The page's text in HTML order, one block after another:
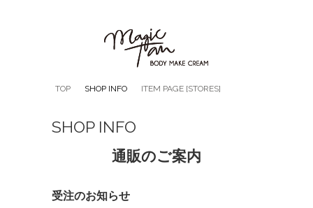
TOP SHOP INFO ITEM PAGE [STORES]
SHOP INFO
通販のご案内
受注のお知らせ